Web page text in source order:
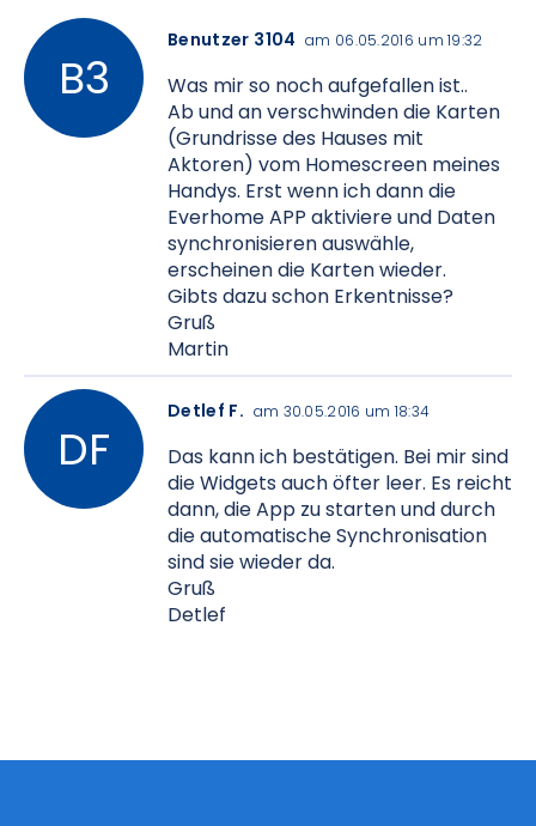
Benutzer 3104 am 06.05.2016 um 19:32
Was mir so noch aufgefallen ist..
Ab und an verschwinden die Karten
(Grundrisse des Hauses mit
Aktoren) vom Homescreen meines
Handys. Erst wenn ich dann die
Everhome APP aktiviere und Daten
synchronisieren auswähle,
erscheinen die Karten wieder.
Gibts dazu schon Erkentnisse?
Gruß
Martin
Detlef F. am 30.05.2016 um 18:34
Das kann ich bestätigen. Bei mir sind
die Widgets auch öfter leer. Es reicht
dann, die App zu starten und durch
die automatische Synchronisation
sind sie wieder da.
Gruß
Detlef